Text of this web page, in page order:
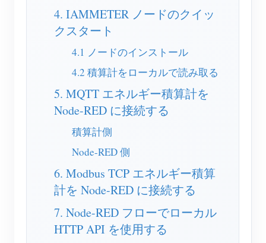
ホームオートメーション
工場エネルギー監視
製品クイックスタート
ドキュメント
チュートリアル動画
FAQ
ニュース
コミュニティ
コントリビュータープログラム
コントリビューターセンター
IAMMETER 活動
フォーラム
App Store
サイトを探す
PVランキング
ソリューション
お問い合わせ
4. IAMMETER ノードのクイッ
クスタート
4.1 ノードのインストール
4.2 積算計をローカルで読み取る
5. MQTT エネルギー積算計を
Node-RED に接続する
積算計側
Node-RED 側
6. Modbus TCP エネルギー積算
計を Node-RED に接続する
7. Node-RED フローでローカル
HTTP API を使用する